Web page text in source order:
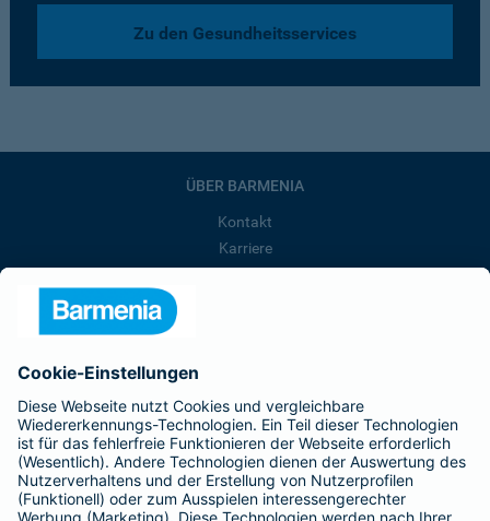
Zu den Gesundheitsservices
ÜBER BARMENIA
Kontakt
Karriere
Barmenia ist Teil der BarmeniaGothaer
BELIEBTE SEITEN
Kranken-Zusatzversicherung
Tierversicherungen
Haftpflichtversicherung